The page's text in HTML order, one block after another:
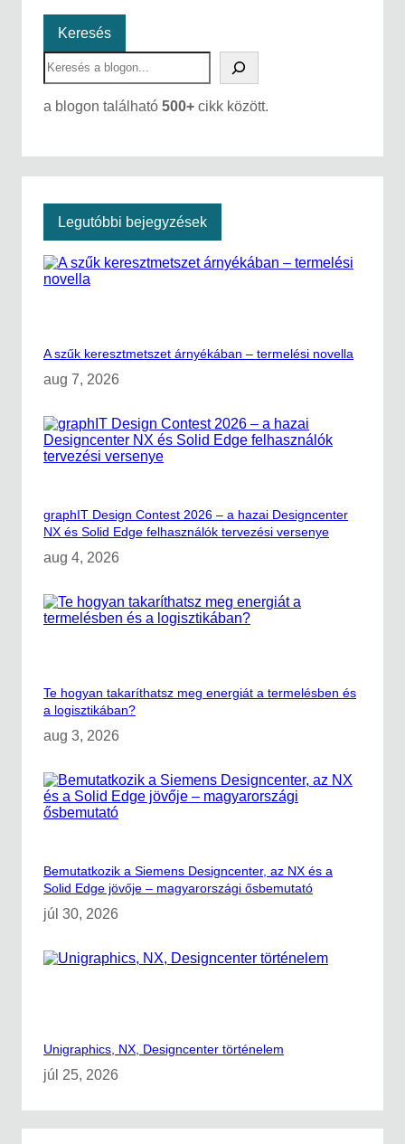
Keresés
S
e
r
a blogon található 500+ cikk között.
Legutóbbi bejegyzések
A szűk keresztmetszet árnyékában – termelési novella
aug 7, 2026
graphIT Design Contest 2026 – a hazai Designcenter
NX és Solid Edge felhasználók tervezési versenye
aug 4, 2026
Te hogyan takaríthatsz meg energiát a termelésben és
a logisztikában?
aug 3, 2026
Bemutatkozik a Siemens Designcenter, az NX és a
Solid Edge jövője – magyarországi ősbemutató
júl 30, 2026
Unigraphics, NX, Designcenter történelem
júl 25, 2026